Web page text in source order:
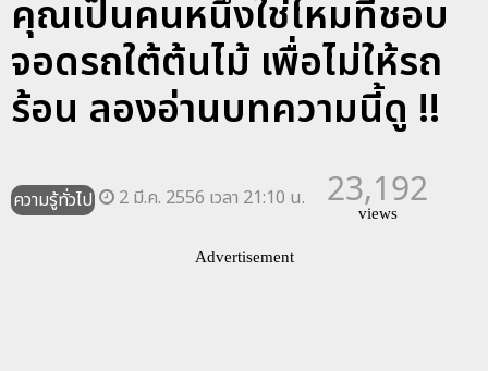
คุณเป็นคนหนึ่งใช่ไหมที่ชอบ
จอดรถใต้ต้นไม้ เพื่อไม่ให้รถ
ร้อน ลองอ่านบทความนี้ดู !!
ความรู้ทั่วไป 2 มี.ค. 2556 เวลา 21:10 น. 23,192
views
Advertisement